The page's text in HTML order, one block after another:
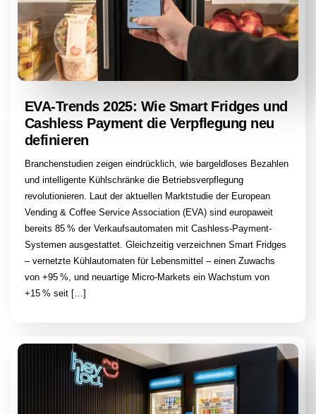
EVA-Trends 2025: Wie Smart Fridges und
Cashless Payment die Verpflegung neu
definieren
Branchenstudien zeigen eindrücklich, wie bargeldloses Bezahlen
und intelligente Kühlschränke die Betriebsverpflegung
revolutionieren. Laut der aktuellen Marktstudie der European
Vending & Coffee Service Association (EVA) sind europaweit
bereits 85 % der Verkaufsautomaten mit Cashless-Payment-
Systemen ausgestattet. Gleichzeitig verzeichnen Smart Fridges
– vernetzte Kühlautomaten für Lebensmittel – einen Zuwachs
von +95 %, und neuartige Micro-Markets ein Wachstum von
+15 % seit […]